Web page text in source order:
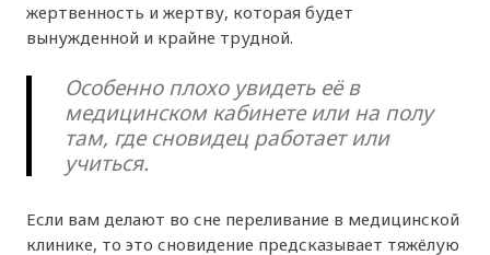
жертвенность и жертву, которая будет
вынужденной и крайне трудной.
Особенно плохо увидеть её в
медицинском кабинете или на полу
там, где сновидец работает или
учиться.
Если вам делают во сне переливание в медицинской
клинике, то это сновидение предсказывает тяжёлую